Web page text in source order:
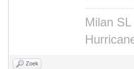
Milan
Zoek